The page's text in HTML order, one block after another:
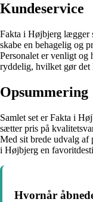
Kundeservice
Fakta i Højbjerg lægger
skabe en behagelig og
Personalet er venligt
ryddelig, hvilket gør det
Opsummering
Samlet set er Fakta i
sætter pris på
Med sit brede udvalg af
i Højbjerg en
Hvornår